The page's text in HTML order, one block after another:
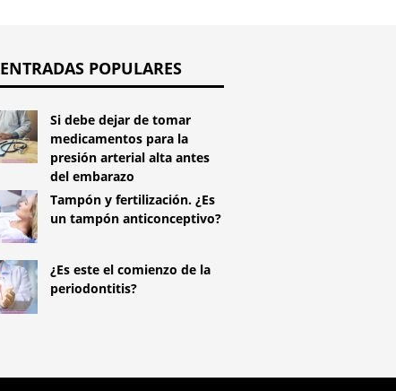
ENTRADAS POPULARES
Si debe dejar de tomar
medicamentos para la
presión arterial alta antes
del embarazo
Tampón y fertilización. ¿Es
un tampón anticonceptivo?
¿Es este el comienzo de la
periodontitis?